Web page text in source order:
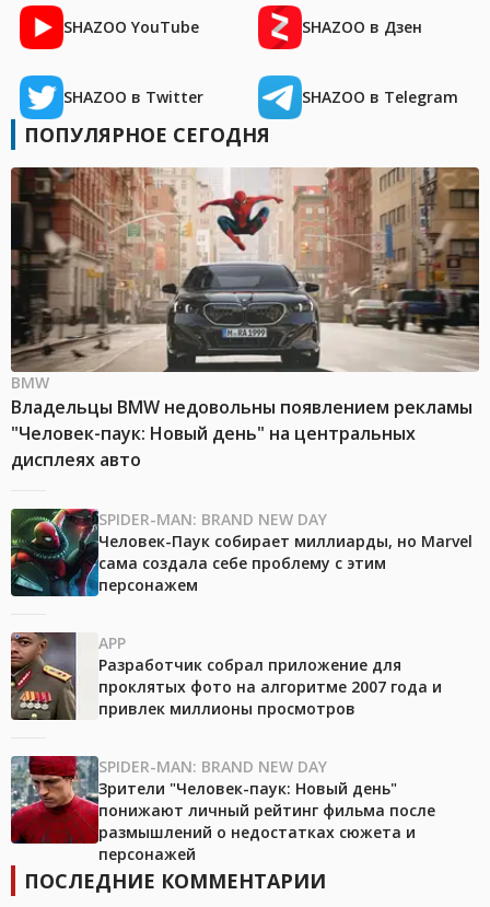
SHAZOO YouTube SHAZOO в Дзен
SHAZOO в Twitter SHAZOO в Telegram
ПОПУЛЯРНОЕ СЕГОДНЯ
BMW
Владельцы BMW недовольны появлением рекламы
"Человек-паук: Новый день" на центральных
дисплеях авто
SPIDER-MAN: BRAND NEW DAY
Человек-Паук собирает миллиарды, но Marvel
сама создала себе проблему с этим
персонажем
APP
Разработчик собрал приложение для
проклятых фото на алгоритме 2007 года и
привлек миллионы просмотров
SPIDER-MAN: BRAND NEW DAY
Зрители "Человек-паук: Новый день"
понижают личный рейтинг фильма после
размышлений о недостатках сюжета и
персонажей
ПОСЛЕДНИЕ КОММЕНТАРИИ